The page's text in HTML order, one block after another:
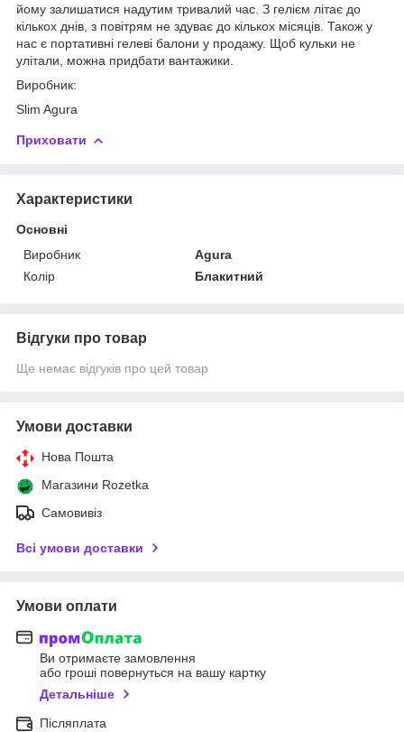
йому залишатися надутим тривалий час. З гелієм літає до
кількох днів, з повітрям не здуває до кількох місяців. Також у
нас є портативні гелеві балони у продажу. Щоб кульки не
улітали, можна придбати вантажики.
Виробник:
Slim Agura
Приховати
Характеристики
Основні
Виробник
Agura
Колір
Блакитний
Відгуки про товар
Ще немає відгуків про цей товар
Умови доставки
Нова Пошта
Магазини Rozetka
Самовивіз
Всі умови доставки
Умови оплати
Ви отримаєте замовлення
або гроші повернуться на вашу картку
Детальніше
Післяплата